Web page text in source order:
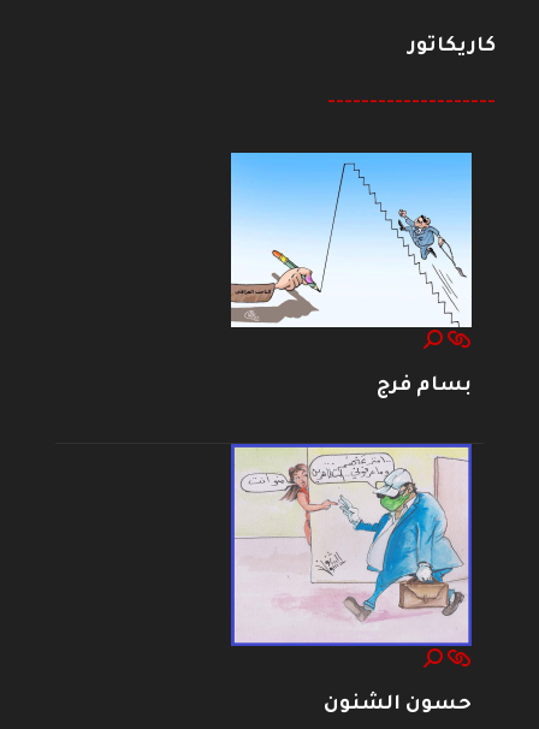
كاريكاتور
--------------------
بسام فرج
حسون الشنون